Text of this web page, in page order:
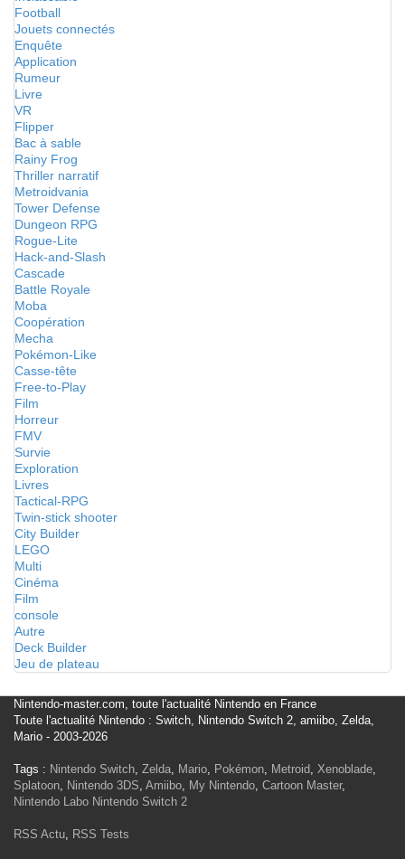
Football
Jouets connectés
Enquête
Application
Rumeur
Livre
VR
Flipper
Bac à sable
Rainy Frog
Thriller narratif
Metroidvania
Tower Defense
Dungeon RPG
Rogue-Lite
Hack-and-Slash
Cascade
Battle Royale
Moba
Coopération
Mecha
Pokémon-Like
Casse-tête
Free-to-Play
Film
Horreur
FMV
Survie
Exploration
Livres
Tactical-RPG
Twin-stick shooter
City Builder
LEGO
Multi
Cinéma
Film
console
Autre
Deck Builder
Jeu de plateau
Nintendo-master.com, toute l'actualité Nintendo en France
Toute l'actualité Nintendo : Switch, Nintendo Switch 2, amiibo, Zelda,
Mario - 2003-2026
Tags : Nintendo Switch, Zelda, Mario, Pokémon, Metroid, Xenoblade,
Splatoon, Nintendo 3DS, Amiibo, My Nintendo, Cartoon Master,
Nintendo Labo Nintendo Switch 2
RSS Actu, RSS Tests